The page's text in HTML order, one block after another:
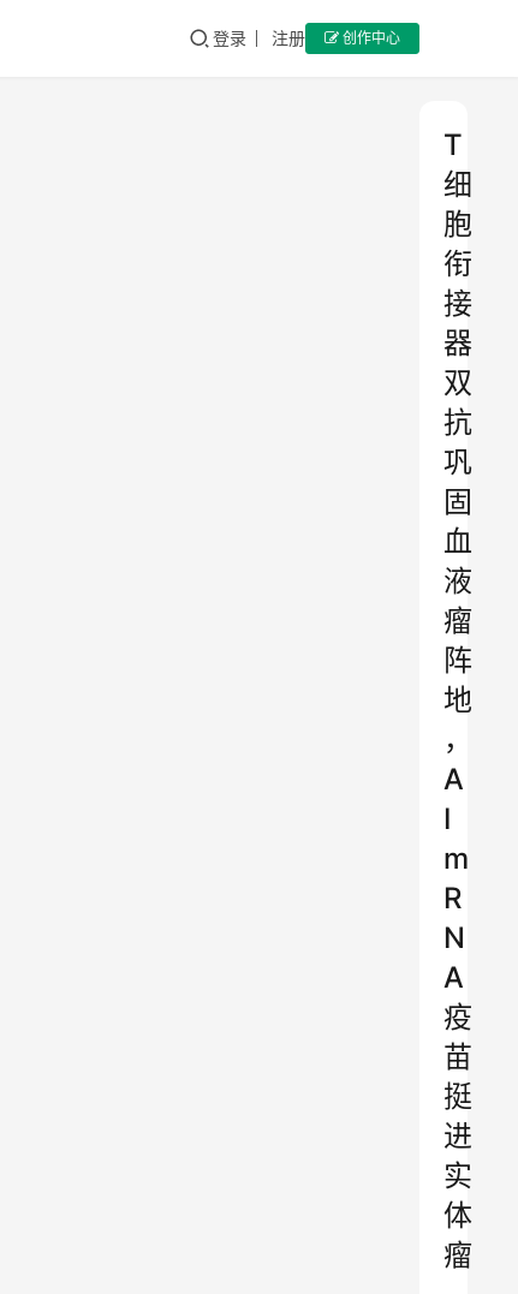
登录 注册 创作中心
T
细
胞
衔
接
器
双
抗
巩
固
血
液
瘤
阵
地
，
A
I
m
R
N
A
疫
苗
挺
进
实
体
瘤